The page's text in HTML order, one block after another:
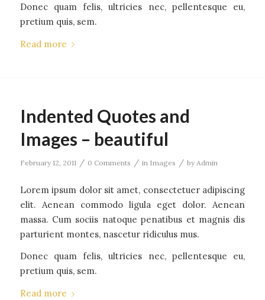
Donec quam felis, ultricies nec, pellentesque eu,
pretium quis, sem.
Read more
Indented Quotes and
Images – beautiful
February 12, 2011 / 0 Comments / in Images / by Admin
Lorem ipsum dolor sit amet, consectetuer adipiscing
elit. Aenean commodo ligula eget dolor. Aenean
massa. Cum sociis natoque penatibus et magnis dis
parturient montes, nascetur ridiculus mus.
Donec quam felis, ultricies nec, pellentesque eu,
pretium quis, sem.
Read more